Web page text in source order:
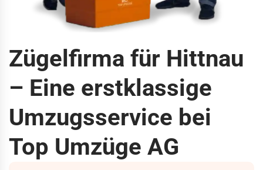
Zügelfirma für Hittnau
– Eine erstklassige
Umzugsservice bei
Top Umzüge AG